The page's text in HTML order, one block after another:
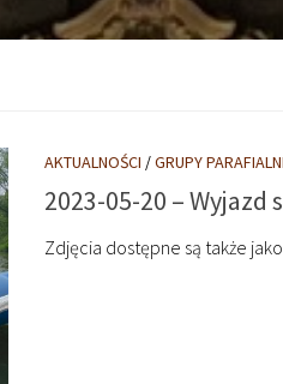
AKTUALNOŚCI /GRUPY
2023-05-20 – Wyjazd
Zdjęcia dostępne są także